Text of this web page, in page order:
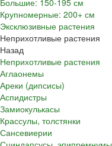
Большие: 150-195 см
Крупномерные: 200+ см
Эксклюзивные растения
Неприхотливые растения
Назад
Неприхотливые растения
Аглаонемы
Ареки (дипсисы)
Аспидистры
Замиокулькасы
Крассулы, толстянки
Сансевиерии